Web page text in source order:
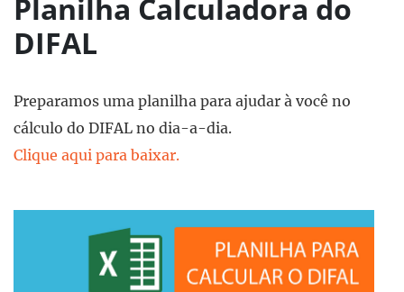
Planilha Calculadora do
DIFAL
Preparamos uma planilha para ajudar à você no
cálculo do DIFAL no dia-a-dia.
Clique aqui para baixar.